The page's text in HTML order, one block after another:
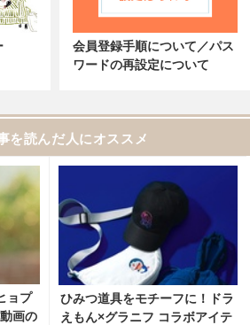
会員登録手順について／パス
ワードの再設定について
を読んだ人にオススメ
ョプ
画の
ひみつ道具をモチーフに！ドラ
えもん×グラニフ コラボアイテ